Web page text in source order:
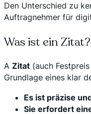
Den Unterschied zu
Auftragnehmer für
Was ist ein Zitat?
A Zitat (auch
Grundlage eines klar
Es ist präzise
Sie erfordert